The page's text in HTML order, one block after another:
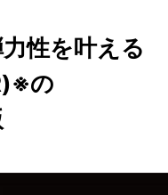
性を叶える
の